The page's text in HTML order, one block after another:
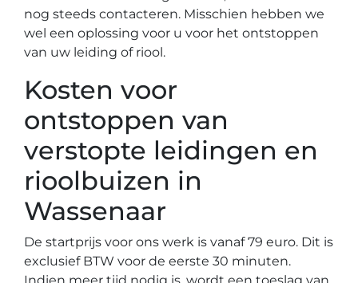
nog steeds contacteren. Misschien hebben we
wel een oplossing voor u voor het ontstoppen
van uw leiding of riool.
Kosten voor
ontstoppen van
verstopte leidingen en
rioolbuizen in
Wassenaar
De startprijs voor ons werk is vanaf 79 euro. Dit is
exclusief BTW voor de eerste 30 minuten.